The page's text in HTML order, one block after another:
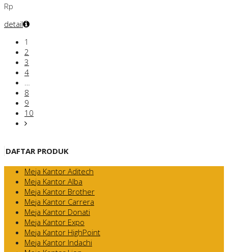
Rp
detail
1
2
3
4
…
8
9
10
DAFTAR PRODUK
Meja Kantor Aditech
Meja Kantor Alba
Meja Kantor Brother
Meja Kantor Carrera
Meja Kantor Donati
Meja Kantor Expo
Meja Kantor HighPoint
Meja Kantor Indachi